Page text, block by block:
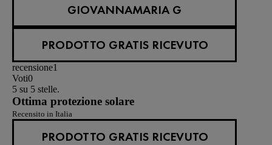
GIOVANNAMARIA G
PRODOTTO GRATIS RICEVUTO
recensione1
Voti0
5 su 5 stelle.
Ottima protezione solare
Recensito in Italia
PRODOTTO GRATIS RICEVUTO